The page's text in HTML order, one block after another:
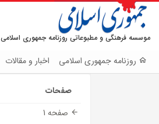
موسسه فرهنگی و مطبوعاتی روزنامه جمهوری اسلامی
روزنامه جمهوری اسلامی اخبار و مقالات
صفحات
صفحه 1